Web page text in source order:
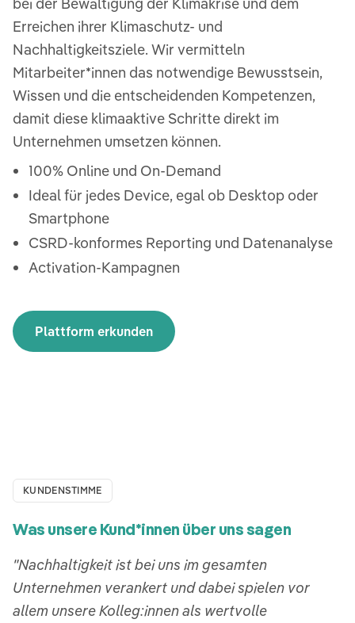
Erreichen ihrer Klimaschutz- und
Nachhaltigkeitsziele. Wir vermitteln
Mitarbeiter*innen das notwendige Bewusstsein,
Wissen und die entscheidenden Kompetenzen,
damit diese klimaaktive Schritte direkt im
Unternehmen umsetzen können.
100% Online und On-Demand
Ideal für jedes Device, egal ob Desktop oder
Smartphone
CSRD-konformes Reporting und Datenanalyse
Activation-Kampagnen
Plattform erkunden
KUNDENSTIMME
Was unsere Kund*innen über uns sagen
"Nachhaltigkeit ist bei uns im gesamten
Unternehmen verankert und dabei spielen vor
allem unsere Kolleg:innen als wertvolle